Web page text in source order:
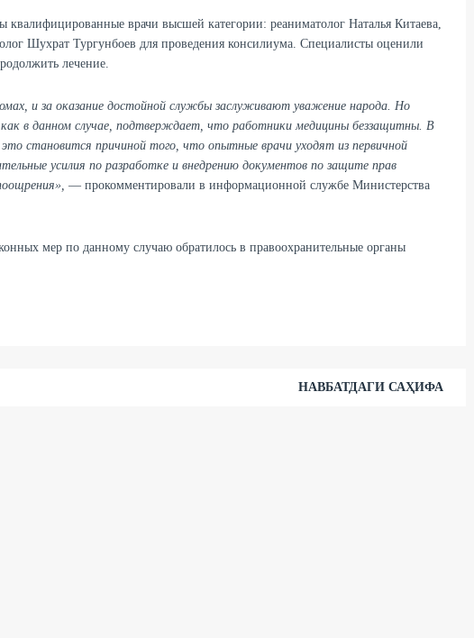
квалифицированные врачи высшей категории: реаниматолог Наталья Китаева,
Шухрат Тургунбоев для проведения консилиума. Специалисты оценили
лечение.
и за оказание достойной службы заслуживают уважение народа. Но
как в данном случае, подтверждает, что работники медицины беззащитны. В
становится причиной того, что опытные врачи уходят из первичной
усилия по разработке и внедрению документов по защите прав
— прокомментировали в информационной службе Министерства
мер по данному случаю обратилось в правоохранительные органы
НАВБАТДАГИ САҲИФА